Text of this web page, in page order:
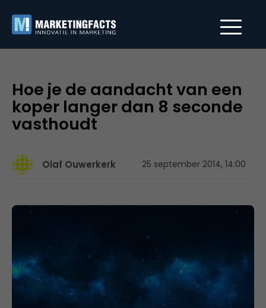
Hoe je de aandacht van een
koper langer dan 8 seconde
vasthoudt
Olaf Ouwerkerk 25 september 2014, 14:00